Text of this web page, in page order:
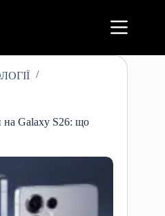
на Galaxy S26: що